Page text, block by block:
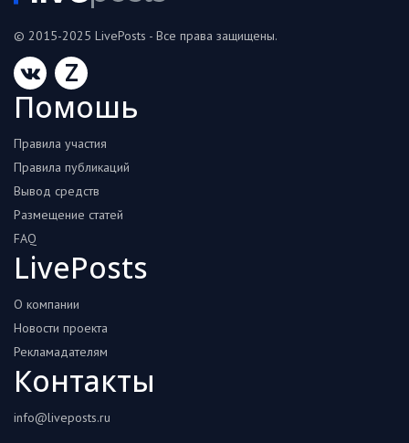
© 2015-2025 LivePosts - Все права защищены.
Z
Помошь
Правила участия
Правила публикаций
Вывод средств
Размещение статей
FAQ
LivePosts
О компании
Новости проекта
Рекламадателям
Контакты
info@liveposts.ru